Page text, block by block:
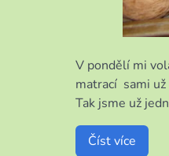
V pondělí mi
matrací sami
Tak jsme už
Číst více